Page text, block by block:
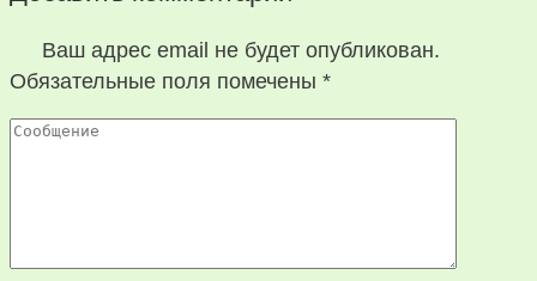
Ваш адрес email не будет опубликован.
Обязательные поля помечены *